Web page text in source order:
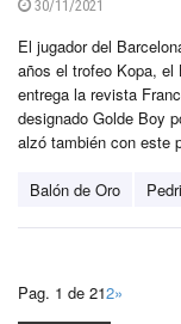
30/11/2021
El jugador del
años el trofeo Kopa, el
entrega la revista
designado Golde Boy
alzó también con este
Balón de Oro Pedri
Pag. 1 de 212»